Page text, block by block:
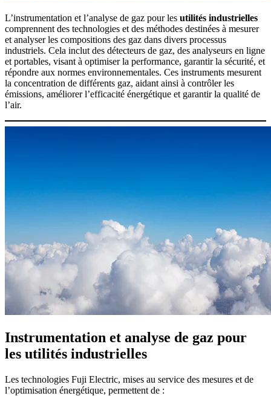
L’instrumentation et l’analyse de gaz pour les utilités industrielles
comprennent des technologies et des méthodes destinées à mesurer
et analyser les compositions des gaz dans divers processus
industriels. Cela inclut des détecteurs de gaz, des analyseurs en ligne
et portables, visant à optimiser la performance, garantir la sécurité, et
répondre aux normes environnementales. Ces instruments mesurent
la concentration de différents gaz, aidant ainsi à contrôler les
émissions, améliorer l’efficacité énergétique et garantir la qualité de
l’air.
Instrumentation et analyse de gaz pour
les utilités industrielles
Les technologies Fuji Electric, mises au service des mesures et de
l’optimisation énergétique, permettent de :